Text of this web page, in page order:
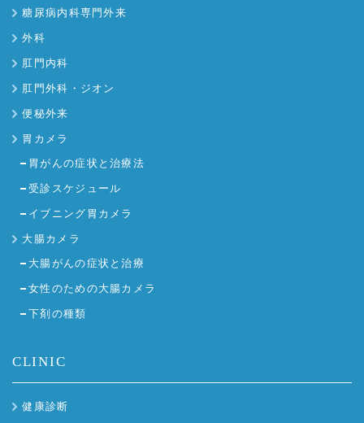
糖尿病内科専門外来
外科
肛門内科
肛門外科・ジオン
便秘外来
胃カメラ
胃がんの症状と治療法
受診スケジュール
イブニング胃カメラ
大腸カメラ
大腸がんの症状と治療
女性のための大腸カメラ
下剤の種類
CLINIC
健康診断